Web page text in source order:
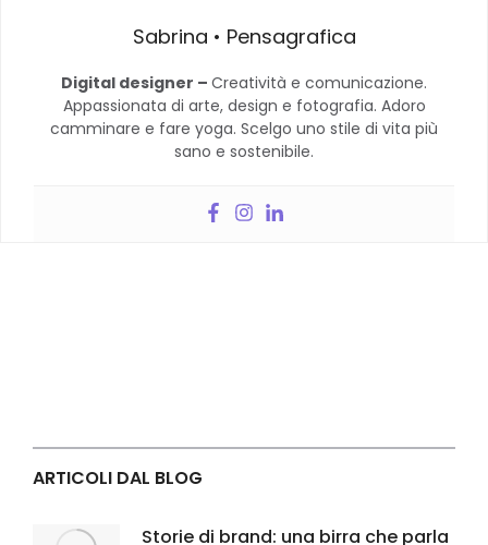
Sabrina • Pensagrafica
Digital designer – Creatività e comunicazione.
Appassionata di arte, design e fotografia. Adoro
camminare e fare yoga. Scelgo uno stile di vita più
sano e sostenibile.
ARTICOLI DAL BLOG
Storie di brand: una birra che parla